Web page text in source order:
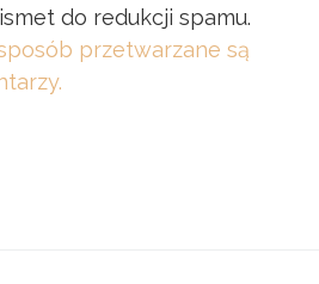
do redukcji spamu.
przetwarzane są